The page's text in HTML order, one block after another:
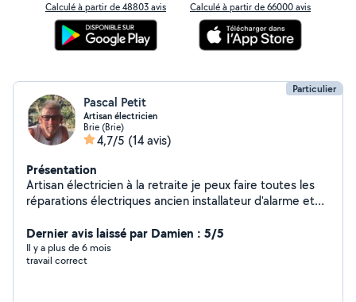
Calculé à partir de 48803 avis Calculé à partir de 66000 avis
Particulier
Pascal Petit
Artisan électricien
Brie (Brie)
4,7/5 (14 avis)
Présentation
Artisan électricien à la retraite je peux faire toutes les
réparations électriques ancien installateur d'alarme et
Dernier avis laissé par Damien : 5/5
Il y a plus de 6 mois
travail correct